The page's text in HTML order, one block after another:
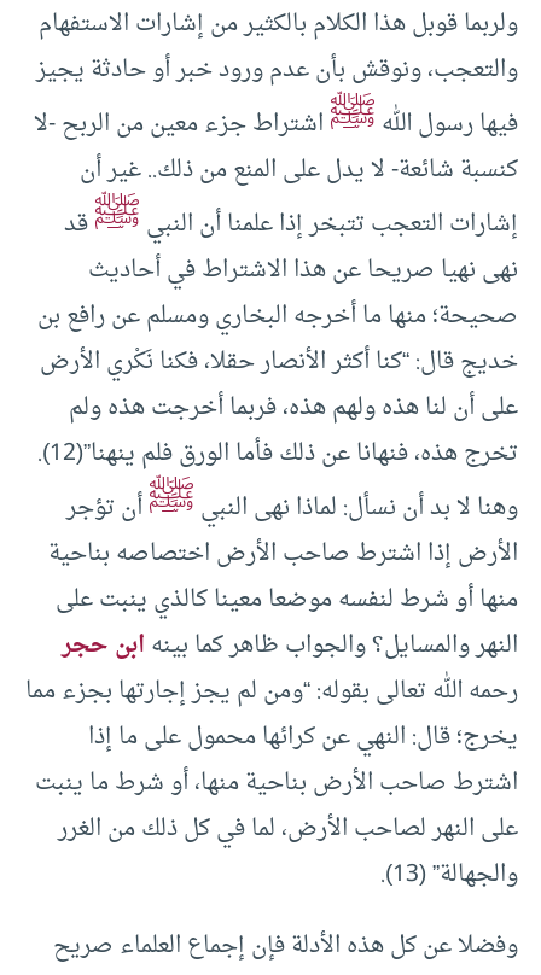
ولربما قوبل هذا الكلام بالكثير من إشارات الاستفهام
والتعجب، ونوقش بأن عدم ورود خبر أو حادثة يجيز
فيها رسول اللهﷺاشتراط جزء معين من الربح -لا
كنسبة شائعة- لا يدل على المنع من ذلك.. غير أن
إشارات التعجب تتبخر إذا علمنا أن النبيﷺقد
نهى نهيا صريحا عن هذا الاشتراط في أحاديث
صحيحة؛ منها ما أخرجه البخاري ومسلم عن رافع بن
خديج قال: “كنا أكثر الأنصار حقلا، فكنا نَكْري الأرض
على أن لنا هذه ولهم هذه، فربما أخرجت هذه ولم
تخرج هذه، فنهانا عن ذلك فأما الورق فلم ينهنا”(12).
وهنا لا بد أن نسأل: لماذا نهى النبيﷺأن تؤجر
الأرض إذا اشترط صاحب الأرض اختصاصه بناحية
منها أو شرط لنفسه موضعا معينا كالذي ينبت على
النهر والمسايل؟ والجواب ظاهر كما بينهابن حجر
رحمه الله تعالى بقوله: “ومن لم يجز إجارتها بجزء مما
يخرج؛ قال: النهي عن كرائها محمول على ما إذا
اشترط صاحب الأرض بناحية منها، أو شرط ما ينبت
على النهر لصاحب الأرض، لما في كل ذلك من الغرر
والجهالة” (13).
وفضلا عن كل هذه الأدلة فإن إجماع العلماء صريح